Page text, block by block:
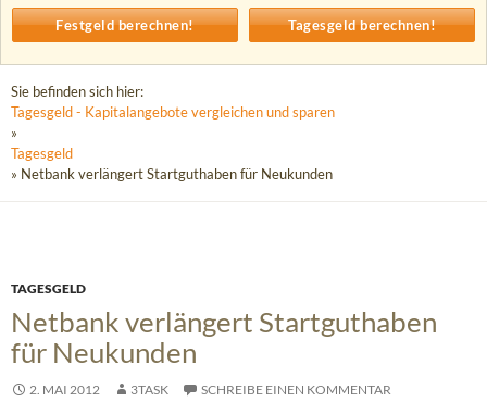
Sie befinden sich hier:
Tagesgeld - Kapitalangebote vergleichen und sparen
»
Tagesgeld
» Netbank verlängert Startguthaben für Neukunden
TAGESGELD
Netbank verlängert Startguthaben
für Neukunden
2. MAI 2012 3TASK SCHREIBE EINEN KOMMENTAR